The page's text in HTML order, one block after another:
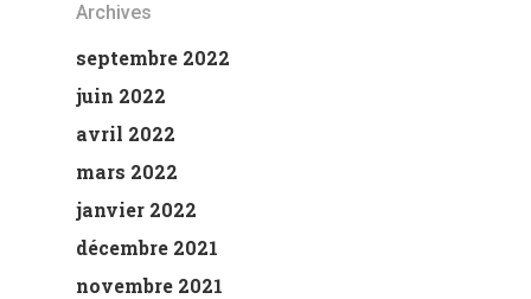
Archives
septembre 2022
juin 2022
avril 2022
mars 2022
janvier 2022
décembre 2021
novembre 2021